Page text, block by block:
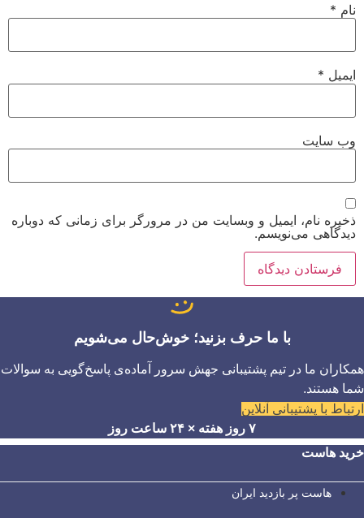
نام *
ایمیل *
وب‌ سایت
ذخیره نام، ایمیل و وبسایت من در مرورگر برای زمانی که دوباره
دیدگاهی می‌نویسم.
با ما حرف بزنید؛ خوش‌حال می‌شویم
همکاران ما در تیم پشتیبانی جهش سرور آماده‌ی پاسخ‌گویی به سوالات
شما هستند.
ارتباط با پشتیبانی آنلاین
۷ روز هفته × ۲۴ ساعت روز
خرید هاست
هاست پر بازدید ایران